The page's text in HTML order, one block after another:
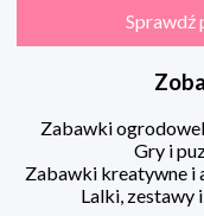
Sprawdź
Zabawki ogrodowe
Gry i
Zabawki kreatywne i
Lalki, zestawy